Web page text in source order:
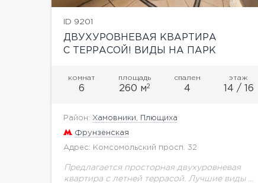
ID 9201
ДВУХУРОВНЕВАЯ КВАРТИРА
С ТЕРРАСОЙ! ВИДЫ НА ПАРК
комнат
6
площадь
260 м2
спален
4
этаж
14 / 16
Район: Хамовники, Плющиха
Фрунзенская
Адрес: Комсомольский просп. 32
Предлагается просторная двухуровневая
квартира с летней террасой. Лучшие виды на